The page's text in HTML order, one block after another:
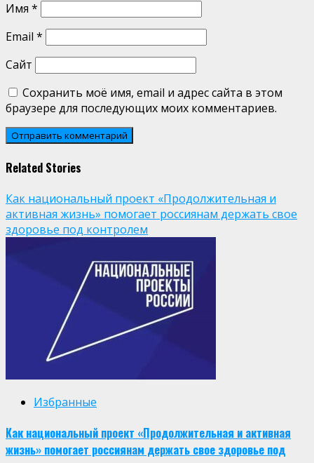
Имя *
Email *
Сайт
Сохранить моё имя, email и адрес сайта в этом
браузере для последующих моих комментариев.
Related Stories
Как национальный проект «Продолжительная и
активная жизнь» помогает россиянам держать свое
здоровье под контролем
Избранные
Как национальный проект «Продолжительная и активная
жизнь» помогает россиянам держать свое здоровье под